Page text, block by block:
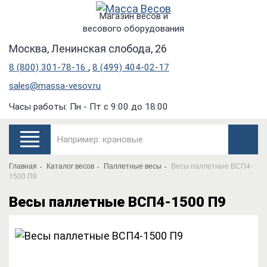
Магазин весов и
весового оборудования
Москва, Ленинская слобода, 26
8 (800) 301-78-16 , 8 (499) 404-02-17
sales@massa-vesov.ru
Часы работы: Пн - Пт с 9:00 до 18:00
Главная Каталог весов Паллетные весы
Весы паллетные ВСП4-
1500 П9
Весы паллетные ВСП4-1500 П9